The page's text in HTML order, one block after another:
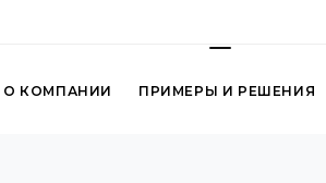
О КОМПАНИИ ПРИМЕРЫ И РЕШЕНИЯ